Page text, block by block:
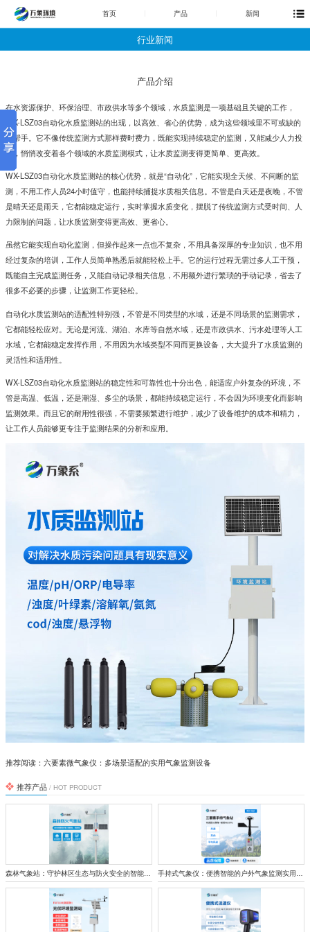
首页 产品 新闻
行业新闻
产品介绍
在水资源保护、环保治理、市政供水等多个领域，水质监测是一项基础且关键的工作，
WX-LSZ03自动化水质监测站的出现，以高效、省心的优势，成为这些领域里不可或缺的
好帮手。它不像传统监测方式那样费时费力，既能实现持续稳定的监测，又能减少人力投
入，悄悄改变着各个领域的水质监测模式，让水质监测变得更简单、更高效。
WX-LSZ03自动化水质监测站的核心优势，就是“自动化”，它能实现全天候、不间断的监
测，不用工作人员24小时值守，也能持续捕捉水质相关信息。不管是白天还是夜晚，不管
是晴天还是雨天，它都能稳定运行，实时掌握水质变化，摆脱了传统监测方式受时间、人
力限制的问题，让水质监测变得更高效、更省心。
虽然它能实现自动化监测，但操作起来一点也不复杂，不用具备深厚的专业知识，也不用
经过复杂的培训，工作人员简单熟悉后就能轻松上手。它的运行过程无需过多人工干预，
既能自主完成监测任务，又能自动记录相关信息，不用额外进行繁琐的手动记录，省去了
很多不必要的步骤，让监测工作更轻松。
自动化水质监测站的适配性特别强，不管是不同类型的水域，还是不同场景的监测需求，
它都能轻松应对。无论是河流、湖泊、水库等自然水域，还是市政供水、污水处理等人工
水域，它都能稳定发挥作用，不用因为水域类型不同而更换设备，大大提升了水质监测的
灵活性和适用性。
WX-LSZ03自动化水质监测站的稳定性和可靠性也十分出色，能适应户外复杂的环境，不
管是高温、低温，还是潮湿、多尘的场景，都能持续稳定运行，不会因为环境变化而影响
监测效果。而且它的耐用性很强，不需要频繁进行维护，减少了设备维护的成本和精力，
让工作人员能够更专注于监测结果的分析和应用。
推荐阅读： 六要素微气象仪：多场景适配的实用气象监测设备
推荐产品 / HOT PRODUCT
森林气象站：守护林区生态与防火安全的智能监测屏障 手持式气象仪：便携智能的户外气象监测实用设备